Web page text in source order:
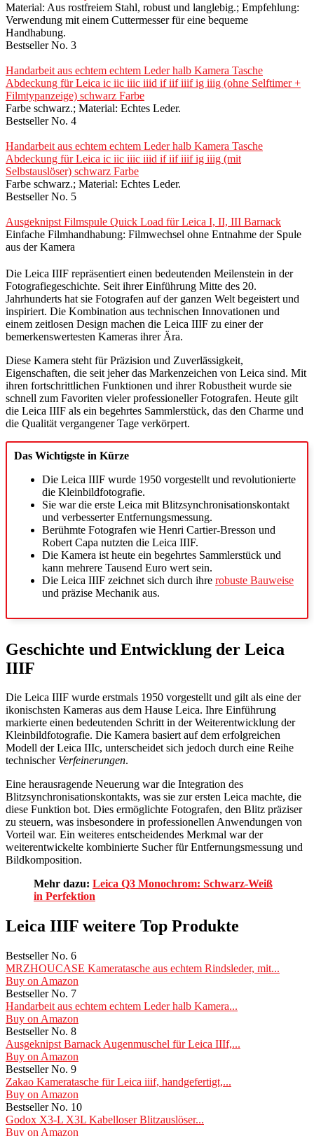
Material: Aus rostfreiem Stahl, robust und langlebig.; Empfehlung:
Verwendung mit einem Cuttermesser für eine bequeme
Handhabung.
Bestseller No. 3
Handarbeit aus echtem echtem Leder halb Kamera Tasche
Abdeckung für Leica ic iic iiic iiid if iif iiif ig iiig (ohne Selftimer +
Filmtypanzeige) schwarz Farbe
Farbe schwarz.; Material: Echtes Leder.
Bestseller No. 4
Handarbeit aus echtem echtem Leder halb Kamera Tasche
Abdeckung für Leica ic iic iiic iiid if iif iiif ig iiig (mit
Selbstauslöser) schwarz Farbe
Farbe schwarz.; Material: Echtes Leder.
Bestseller No. 5
Ausgeknipst Filmspule Quick Load für Leica I, II, III Barnack
Einfache Filmhandhabung: Filmwechsel ohne Entnahme der Spule
aus der Kamera
Die Leica IIIF repräsentiert einen bedeutenden Meilenstein in der
Fotografiegeschichte. Seit ihrer Einführung Mitte des 20.
Jahrhunderts hat sie Fotografen auf der ganzen Welt begeistert und
inspiriert. Die Kombination aus technischen Innovationen und
einem zeitlosen Design machen die Leica IIIF zu einer der
bemerkenswertesten Kameras ihrer Ära.
Diese Kamera steht für Präzision und Zuverlässigkeit,
Eigenschaften, die seit jeher das Markenzeichen von Leica sind. Mit
ihren fortschrittlichen Funktionen und ihrer Robustheit wurde sie
schnell zum Favoriten vieler professioneller Fotografen. Heute gilt
die Leica IIIF als ein begehrtes Sammlerstück, das den Charme und
die Qualität vergangener Tage verkörpert.
Das Wichtigste in Kürze
Die Leica IIIF wurde 1950 vorgestellt und revolutionierte
die Kleinbildfotografie.
Sie war die erste Leica mit Blitzsynchronisationskontakt
und verbesserter Entfernungsmessung.
Berühmte Fotografen wie Henri Cartier-Bresson und
Robert Capa nutzten die Leica IIIF.
Die Kamera ist heute ein begehrtes Sammlerstück und
kann mehrere Tausend Euro wert sein.
Die Leica IIIF zeichnet sich durch ihre robuste Bauweise
und präzise Mechanik aus.
Geschichte und Entwicklung der Leica
IIIF
Die Leica IIIF wurde erstmals 1950 vorgestellt und gilt als eine der
ikonischsten Kameras aus dem Hause Leica. Ihre Einführung
markierte einen bedeutenden Schritt in der Weiterentwicklung der
Kleinbildfotografie. Die Kamera basiert auf dem erfolgreichen
Modell der Leica IIIc, unterscheidet sich jedoch durch eine Reihe
technischer Verfeinerungen.
Eine herausragende Neuerung war die Integration des
Blitzsynchronisationskontakts, was sie zur ersten Leica machte, die
diese Funktion bot. Dies ermöglichte Fotografen, den Blitz präziser
zu steuern, was insbesondere in professionellen Anwendungen von
Vorteil war. Ein weiteres entscheidendes Merkmal war der
weiterentwickelte kombinierte Sucher für Entfernungsmessung und
Bildkomposition.
Mehr dazu: Leica Q3 Monochrom: Schwarz-Weiß
in Perfektion
Leica IIIF weitere Top Produkte
Bestseller No. 6
MRZHOUCASE Kameratasche aus echtem Rindsleder, mit...
Buy on Amazon
Bestseller No. 7
Handarbeit aus echtem echtem Leder halb Kamera...
Buy on Amazon
Bestseller No. 8
Ausgeknipst Barnack Augenmuschel für Leica IIIf,...
Buy on Amazon
Bestseller No. 9
Zakao Kameratasche für Leica iiif, handgefertigt,...
Buy on Amazon
Bestseller No. 10
Godox X3-L X3L Kabelloser Blitzauslöser...
Buy on Amazon